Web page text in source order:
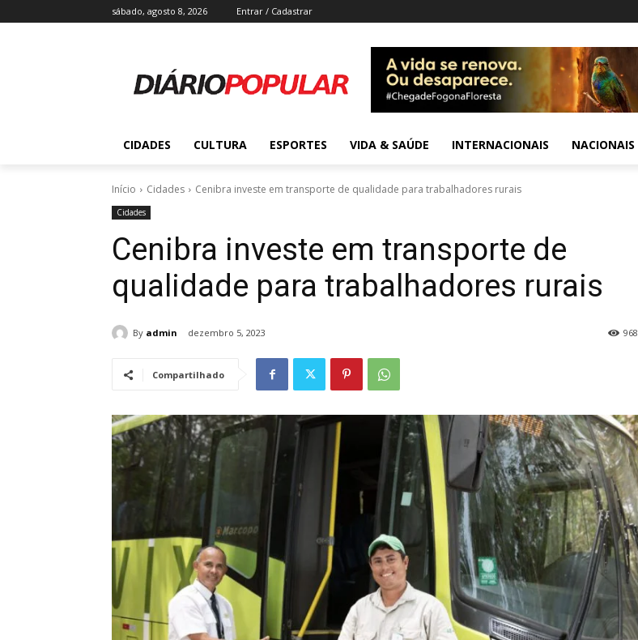
sábado, agosto 8, 2026 Entrar / Cadastrar
CIDADES CULTURA ESPORTES VIDA & SAÚDE INTERNACIONAIS NACIONAIS
Início Cidades Cenibra investe em transporte de qualidade para trabalhadores rurais
Cidades
Cenibra investe em transporte de
qualidade para trabalhadores rurais
By admin dezembro 5, 2023 968
Compartilhado